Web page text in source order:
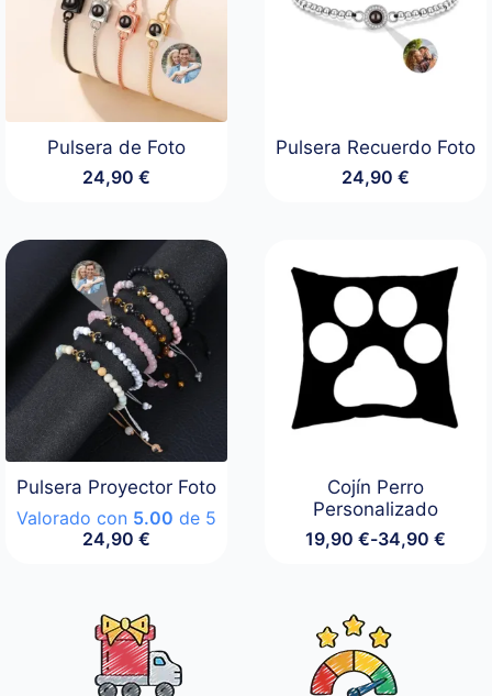
Pulsera de Foto
24,90€
Pulsera Recuerdo Foto
24,90 €
Pulsera Proyector Foto
Valorado con 5.00 de 5
24,90€
Cojín Perro
Personalizado
19,90 €-34,90 €
Rango
19,90 €
hasta
34,90 €